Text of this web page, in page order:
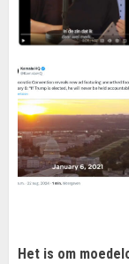
Het is om